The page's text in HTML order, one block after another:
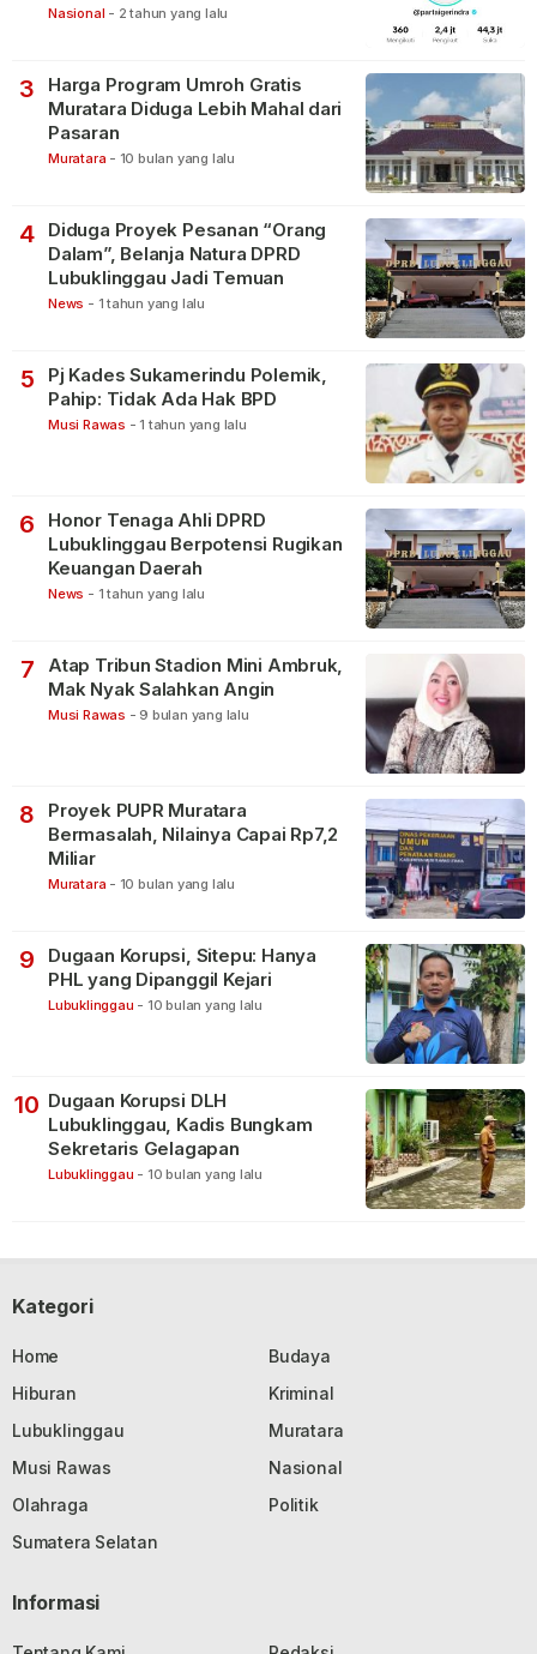
Nasional - 2 tahun yang lalu
3
Harga Program Umroh Gratis
Muratara Diduga Lebih Mahal dari
Pasaran
Muratara - 10 bulan yang lalu
4
Diduga Proyek Pesanan “Orang
Dalam”, Belanja Natura DPRD
Lubuklinggau Jadi Temuan
News - 1 tahun yang lalu
5
Pj Kades Sukamerindu Polemik,
Pahip: Tidak Ada Hak BPD
Musi Rawas - 1 tahun yang lalu
6
Honor Tenaga Ahli DPRD
Lubuklinggau Berpotensi Rugikan
Keuangan Daerah
News - 1 tahun yang lalu
7
Atap Tribun Stadion Mini Ambruk,
Mak Nyak Salahkan Angin
Musi Rawas - 9 bulan yang lalu
8
Proyek PUPR Muratara
Bermasalah, Nilainya Capai Rp7,2
Miliar
Muratara - 10 bulan yang lalu
9
Dugaan Korupsi, Sitepu: Hanya
PHL yang Dipanggil Kejari
Lubuklinggau - 10 bulan yang lalu
10 Dugaan Korupsi DLH
Lubuklinggau, Kadis Bungkam
Sekretaris Gelagapan
Lubuklinggau - 10 bulan yang lalu
Kategori
Home
Budaya
Hiburan
Kriminal
Lubuklinggau
Muratara
Musi Rawas
Nasional
Olahraga
Politik
Sumatera Selatan
Informasi